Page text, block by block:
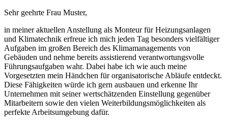
Sehr geehrte Frau Muster,
in meiner aktuellen Anstellung als Monteur für Heizungsanlagen
und Klimatechnik erfreue ich mich jeden Tag besonders vielfältiger
Aufgaben im großen Bereich des Klimamanagements von
Gebäuden und nehme bereits assistierend verantwortungsvolle
Führungsaufgaben wahr. Dabei habe ich wie auch meine
Vorgesetzten mein Händchen für organisatorische Abläufe entdeckt.
Diese Fähigkeiten würde ich gern ausbauen und erkenne Ihr
Unternehmen mit seiner wertschätzenden Einstellung gegenüber
Mitarbeitern sowie den vielen Weiterbildungsmöglichkeiten als
perfekte Arbeitsumgebung dafür.